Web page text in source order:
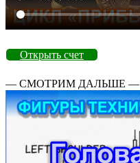
Открыть счет
— СМОТРИМ ДАЛЬШЕ —